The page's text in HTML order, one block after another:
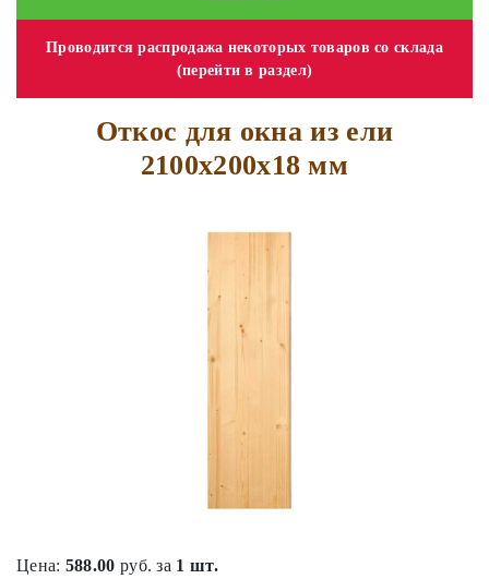
Проводится распродажа некоторых товаров со склада
(перейти в раздел)
Откос для окна из ели
2100х200х18 мм
Цена: 588.00 руб. за 1 шт.